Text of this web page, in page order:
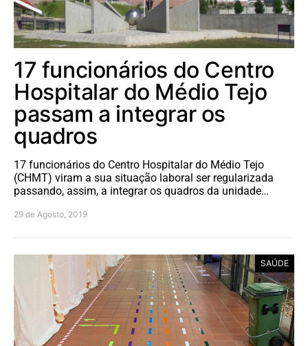
17 funcionários do Centro
Hospitalar do Médio Tejo
passam a integrar os
quadros
17 funcionários do Centro Hospitalar do Médio Tejo
(CHMT) viram a sua situação laboral ser regularizada
passando, assim, a integrar os quadros da unidade…
29 de Agosto, 2019
SAÚDE